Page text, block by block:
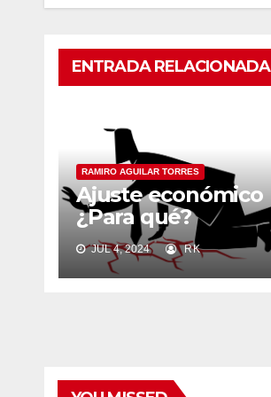
ENTRADA RELACIONADA
RAMIRO AGUILAR TORRES
Ajusteeconómico
¿Para qué?
JUL 4, 2024 RK